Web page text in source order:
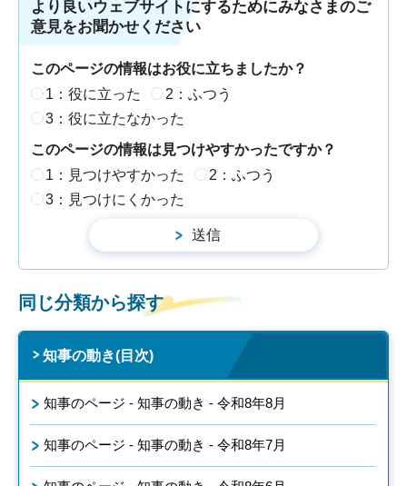
より良いウェブサイトにするためにみなさまのご
意見をお聞かせください
このページの情報はお役に立ちましたか？
1：役に立った
2：ふつう
3：役に立たなかった
このページの情報は見つけやすかったですか？
1：見つけやすかった
2：ふつう
3：見つけにくかった
同じ分類から探す
知事の動き(目次)
知事のページ - 知事の動き - 令和8年8月
知事のページ - 知事の動き - 令和8年7月